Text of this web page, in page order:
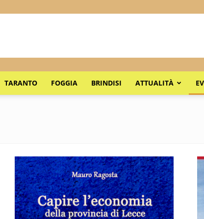
TARANTO FOGGIA BRINDISI ATTUALITÀ